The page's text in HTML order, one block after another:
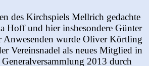
des Kirchspiels Mellrich gedachte
Hoff und hier insbesondere Günter
Anwesenden wurde Oliver Körtling
Vereinsnadel als neues Mitglied in
2013 durch